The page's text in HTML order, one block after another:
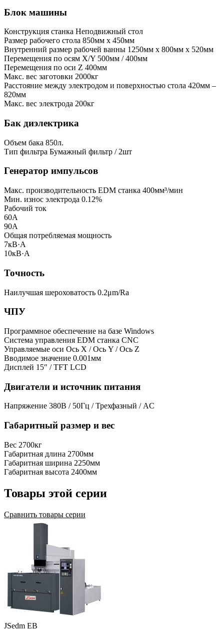
Блок машины
Конструкция станка Неподвижный стол
Размер рабочего стола 850мм x 450мм
Внутренний размер рабочей ванны 1250мм x 800мм x 520мм
Перемещения по осям X/Y 500мм / 400мм
Перемещения по оси Z 400мм
Макс. вес заготовки 2000кг
Расстояние между электродом и поверхностью стола 420мм –
820мм
Макс. вес электрода 200кг
Бак диэлектрика
Объем бака 850л.
Тип фильтра Бумажный фильтр / 2шт
Генератор импульсов
Макс. производительность EDM станка 400мм³/мин
Мин. износ электрода 0.12%
Рабочий ток
60А
90А
Общая потребляемая мощность
7кВ·А
10кВ·А
Точность
Наилучшая шероховатость 0.2μm/Ra
ЧПУ
Программное обеспечение на базе Windows
Система управления EDM станка CNC
Управляемые оси Ось X / Ось Y / Ось Z
Вводимое значение 0.001мм
Дисплей 15″ / TFT LCD
Двигатели и источник питания
Напряжение 380В / 50Гц / Трехфазный / AC
Габаритный размер и вес
Вес 2700кг
Габаритная длина 2700мм
Габаритная ширина 2250мм
Габаритная высота 2400мм
Товары этой серии
Сравнить товары серии
JSedm EB